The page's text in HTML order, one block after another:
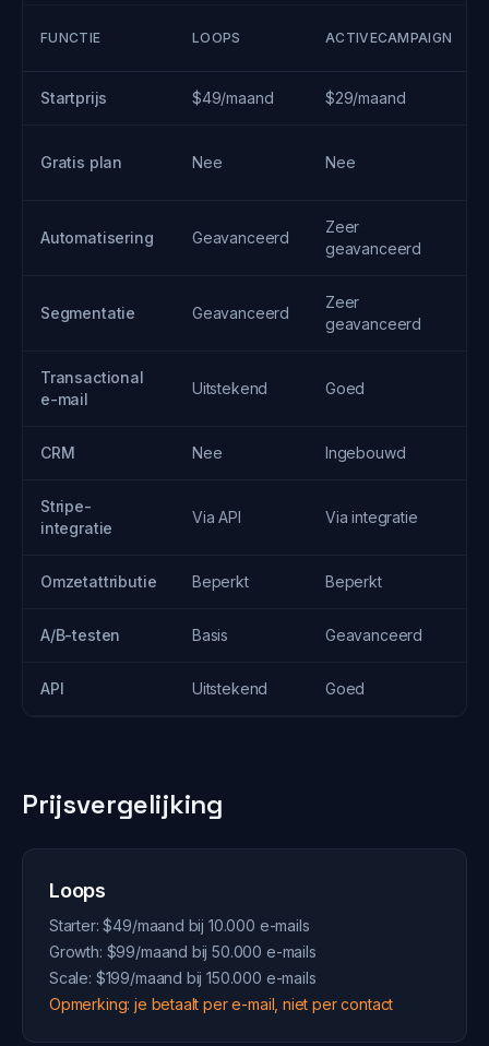
FUNCTIE LOOPS ACTIVECAMPAIGN
Startprijs $49/maand $29/maand
Gratis plan Nee Nee
Automatisering Geavanceerd
Zeer
geavanceerd
Segmentatie Geavanceerd
Zeer
geavanceerd
Transactional
e-mail
Uitstekend Goed
CRM Nee Ingebouwd
Stripe-
integratie
Via API Via integratie
Omzetattributie Beperkt Beperkt
A/B-testen Basis Geavanceerd
API Uitstekend Goed
Prijsvergelijking
Loops
Starter: $49/maand bij 10.000 e-mails
Growth: $99/maand bij 50.000 e-mails
Scale: $199/maand bij 150.000 e-mails
Opmerking: je betaalt per e-mail, niet per contact